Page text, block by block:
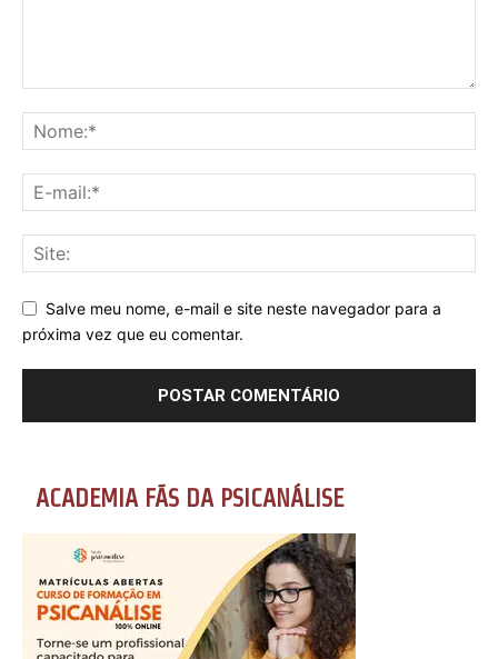
Salve meu nome, e-mail e site neste navegador para a
próxima vez que eu comentar.
ACADEMIA FÃS DA PSICANÁLISE